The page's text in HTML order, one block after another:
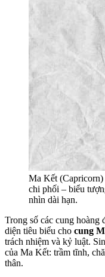
Ma Kết (Capricorn)
chi phối – biểu
nhìn dài hạn.
Trong số các cung
diện tiêu biểu cho cung
trách nhiệm và kỷ luật.
của Ma Kết: trầm tĩnh,
thân.